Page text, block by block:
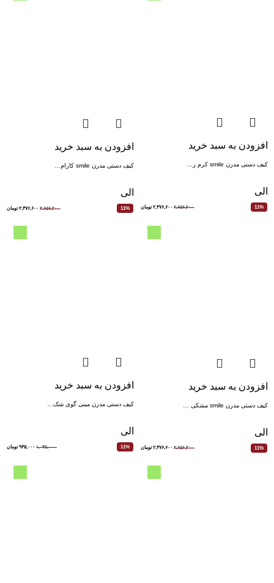
افزودن به سبد خرید
کیف دستی مدرن smile کرم ر…
الی
11% ۲,۶۵۶,۲۰۰ ۲,۳۷۶,۶۰۰ تومان
افزودن به سبد خرید
کیف دستی مدرن smile کارام…
الی
11% ۲,۶۵۶,۲۰۰ ۲,۳۷۶,۶۰۰ تومان
افزودن به سبد خرید
کیف دستی مدرن smile مشکی …
الی
11% ۲,۶۵۶,۲۰۰ ۲,۳۷۶,۶۰۰ تومان
افزودن به سبد خرید
کیف دستی مدرن مینی گوی شک…
الی
11% ۱,۰۴۵,۰۰۰ ۹۳۵,۰۰۰ تومان